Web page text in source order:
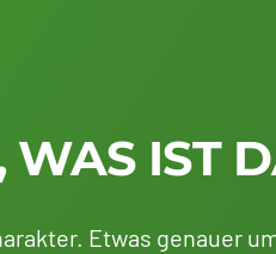
WAS IST
Etwas genauer